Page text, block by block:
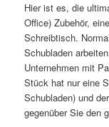
Hier ist es, die
Office) Zubehör,
Schreibtisch.
Schubladen
Unternehmen mit
Stück hat nur eine
Schubladen) und
gegenüber Sie den